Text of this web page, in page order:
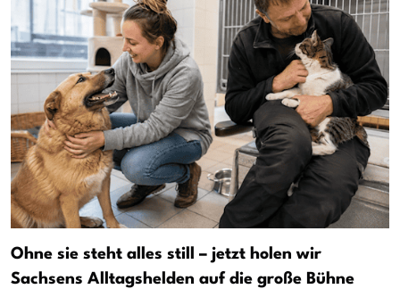
Ohne sie steht alles still – jetzt holen wir
Sachsens Alltagshelden auf die große Bühne